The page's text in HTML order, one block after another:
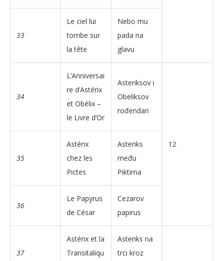
33
Le ciel lui
tombe sur
la tête
Nebo mu
pada na
glavu
34
L’Anniversai
re d’Astérix
et Obélix –
le Livre d’Or
Asteriksov i
Obeliksov
rođendan
12
35
Astérix
chez les
Pictes
Asteriks
među
Piktima
36
Le Papyrus
de César
Cezarov
papirus
37
Astérix et la
Transitaliqu
Asteriks na
trci kroz